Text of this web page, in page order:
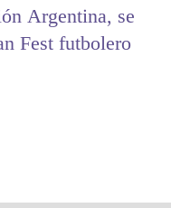
Argentina, se
Fest futbolero